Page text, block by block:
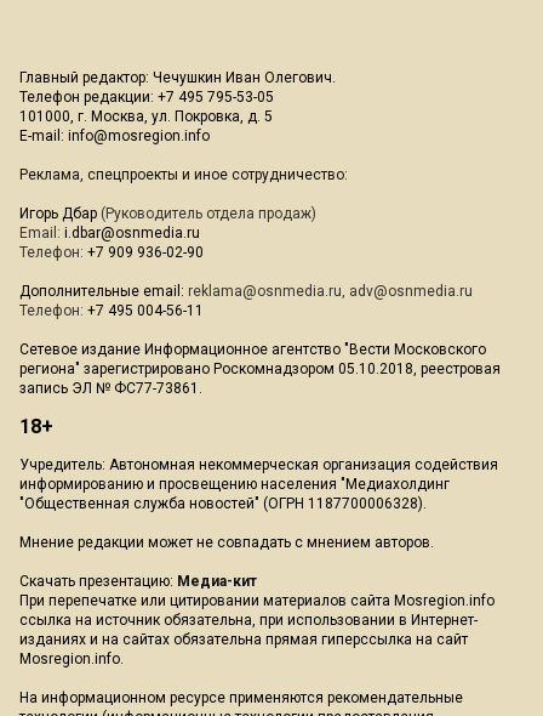
Главный редактор: Чечушкин Иван Олегович.
Телефон редакции: +7 495 795-53-05
101000, г. Москва, ул. Покровка, д. 5
E-mail: info@mosregion.info
Реклама, спецпроекты и иное сотрудничество:
Игорь Дбар (Руководитель отдела продаж)
Email: i.dbar@osnmedia.ru
Телефон: +7 909 936-02-90
Дополнительные email: reklama@osnmedia.ru, adv@osnmedia.ru
Телефон: +7 495 004-56-11
Сетевое издание Информационное агентство "Вести Московского
региона" зарегистрировано Роскомнадзором 05.10.2018, реестровая
запись ЭЛ № ФС77-73861.
18+
Учредитель: Автономная некоммерческая организация содействия
информированию и просвещению населения "Медиахолдинг
"Общественная служба новостей" (ОГРН 1187700006328).
Мнение редакции может не совпадать с мнением авторов.
Скачать презентацию: Медиа-кит
При перепечатке или цитировании материалов сайта Mosregion.info
ссылка на источник обязательна, при использовании в Интернет-
изданиях и на сайтах обязательна прямая гиперссылка на сайт
Mosregion.info.
На информационном ресурсе применяются рекомендательные